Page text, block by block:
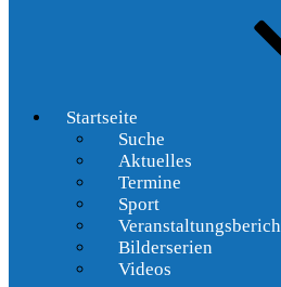
Startseite
Suche
Aktuelles
Termine
Sport
Bilderserien
Videos